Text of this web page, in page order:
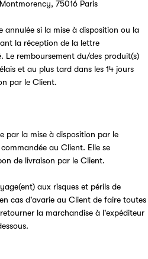
75016 Paris
annulée si la mise à disposition ou la
la réception de la lettre
Le remboursement du/des produit(s)
et au plus tard dans les 14 jours
par le Client.
par la mise à disposition par le
au Client. Elle se
de livraison par le Client.
aux risques et périls de
cas d'avarie au Client de faire toutes
la marchandise à l'expéditeur